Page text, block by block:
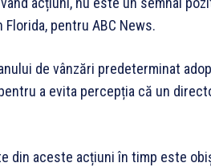
pentru ABC News.
de vânzări predeterminat
a evita percepția că un
din aceste acțiuni în timp este